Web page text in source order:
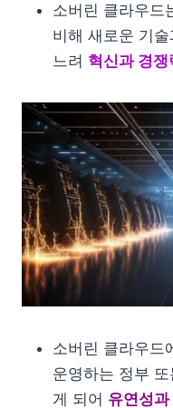
소버린 클라우드
비해 새로운 기
느려 혁신과 경쟁
소버린 클라우드
운영하는 정부
게 되어 유연성